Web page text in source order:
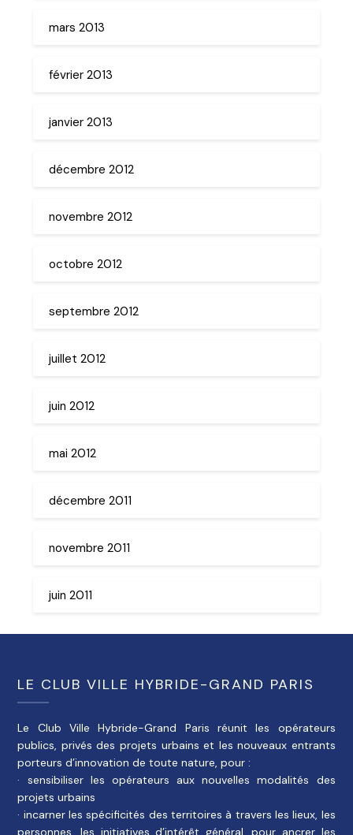
mars 2013
février 2013
janvier 2013
décembre 2012
novembre 2012
octobre 2012
septembre 2012
juillet 2012
juin 2012
mai 2012
décembre 2011
novembre 2011
juin 2011
LE CLUB VILLE HYBRIDE-GRAND PARIS
Le Club Ville Hybride-Grand Paris réunit les opérateurs
publics, privés des projets urbains et les nouveaux entrants
porteurs d’innovation de toute nature, pour :
· sensibiliser les opérateurs aux nouvelles modalités des
projets urbains
· incarner les spécificités des territoires à travers les lieux, les
personnes, les initiatives d’intérêt général, pour ancrer les